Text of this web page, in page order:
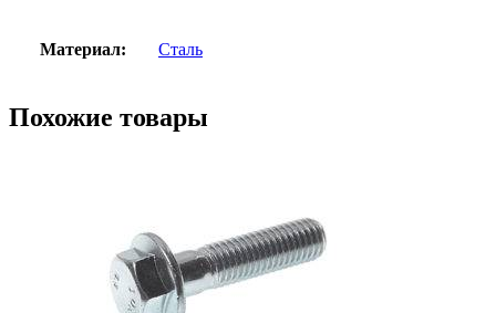
Материал: Сталь
Похожие товары